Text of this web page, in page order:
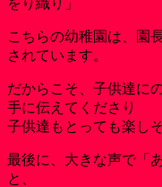
こちらの幼稚園は、園
されています。
だからこそ、子供達に
手に伝えてくださり
子供達もとっても楽し
最後に、大きな声で「
と、